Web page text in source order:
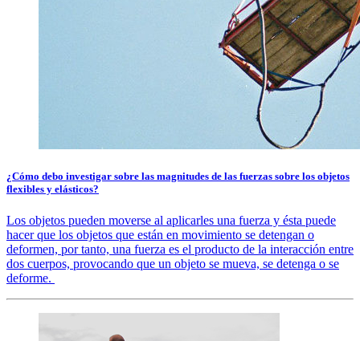
¿Cómo debo investigar sobre las magnitudes de las fuerzas sobre los objetos
flexibles y elásticos?
Los objetos pueden moverse al aplicarles una fuerza y ésta puede
hacer que los objetos que están en movimiento se detengan o
deformen, por tanto, una fuerza es el producto de la interacción entre
dos cuerpos, provocando que un objeto se mueva, se detenga o se
deforme.